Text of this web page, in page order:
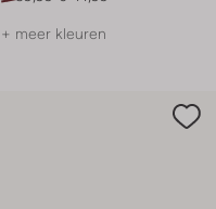
+ meer kleuren